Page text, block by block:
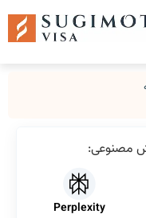
مصنوعی:
Perplexity